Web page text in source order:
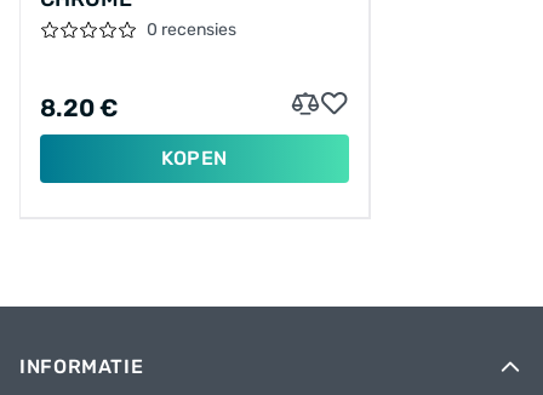
0 recensies
8.20 €
KOPEN
INFORMATIE